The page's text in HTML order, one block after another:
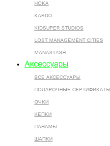
HOKA
KARDO
KIDSUPER STUDIOS
LOST MANAGEMENT CITIES
MANASTASH
Аксессуары
ВСЕ AКСЕССУАРЫ
ПОДАРОЧНЫЕ СЕРТИФИКАТЫ
ОЧКИ
КЕПКИ
ПАНАМЫ
ШАПКИ